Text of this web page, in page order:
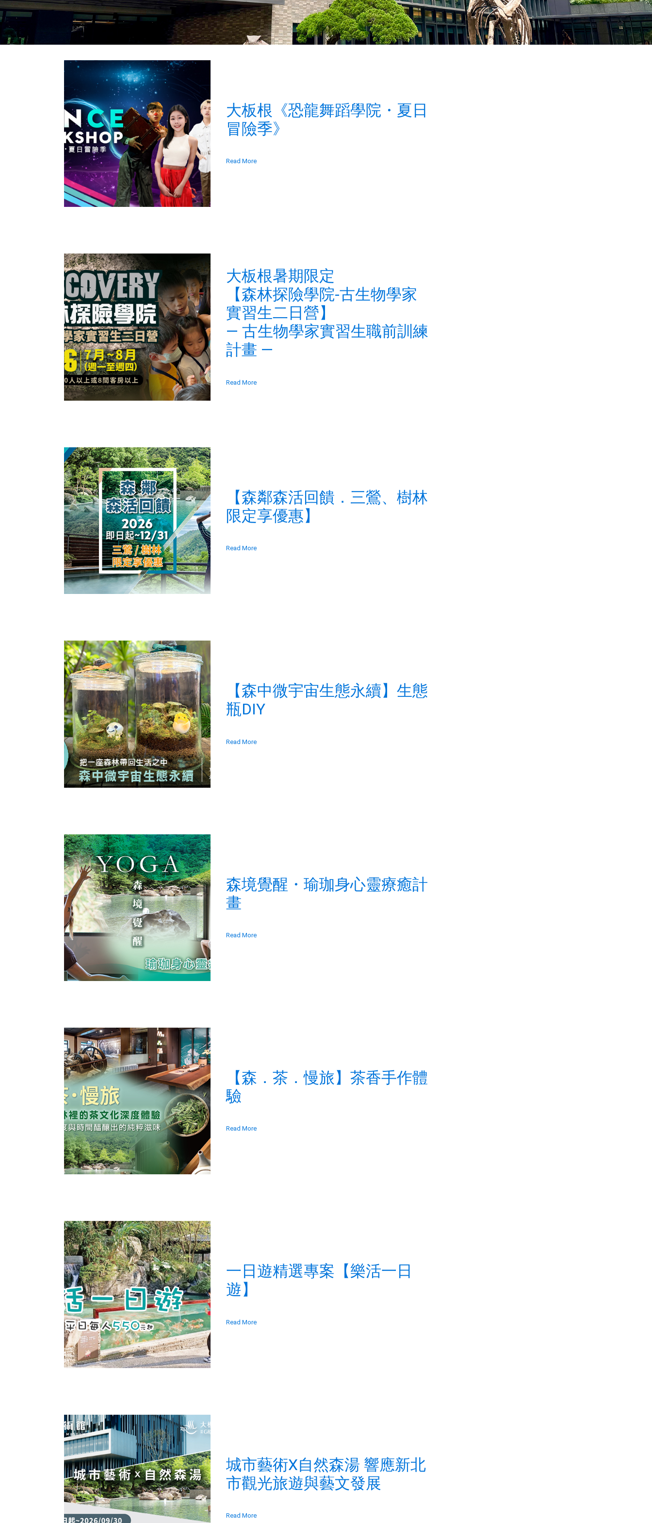
大板根《恐龍舞蹈學院・夏日
冒險季》
Read More
大板根暑期限定
【森林探險學院-古生物學家
實習生二日營】
— 古生物學家實習生職前訓練
計畫 —
Read More
【森鄰森活回饋．三鶯、樹林
限定享優惠】
Read More
【森中微宇宙生態永續】生態
瓶DIY
Read More
森境覺醒・瑜珈身心靈療癒計
畫
Read More
【森．茶．慢旅】茶香手作體
驗
Read More
一日遊精選專案【樂活一日
遊】
Read More
城市藝術X自然森湯 響應新北
市觀光旅遊與藝文發展
Read More